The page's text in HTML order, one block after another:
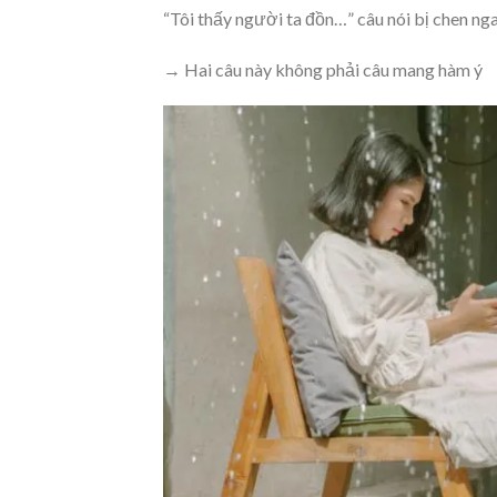
“Tôi thấy người ta đồn…” câu nói bị chen
→ Hai câu này không phải câu mang hàm ý